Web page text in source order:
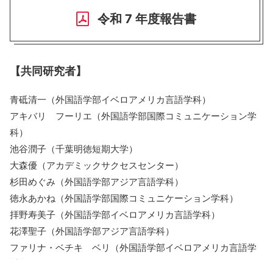
令和 7 年度報告書
【共同研究者】
青砥清一（外国語学部イベロアメリカ言語学科）
アキバリ フーリエ（外国語学部国際コミュニケーション学
科）
池谷潤子（千葉明徳短期大学）
大森優（アカデミックサクセスセンター）
杉田めぐみ（外国語学部アジア言語学科）
徳永あかね（外国語学部国際コミュニケーション学科）
拝野寿美子（外国語学部イベロアメリカ言語学科）
花澤聖子（外国語学部アジア言語学科）
ファリナ・ベチキ ベリ（外国語学部イベロアメリカ言語学